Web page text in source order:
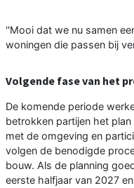
''Mooi dat we nu samen
woningen die passen bij
Volgende fase van het
De komende periode
betrokken partijen het
met de omgeving en
volgen de benodigde
bouw. Als de planning
eerste halfjaar van 2027